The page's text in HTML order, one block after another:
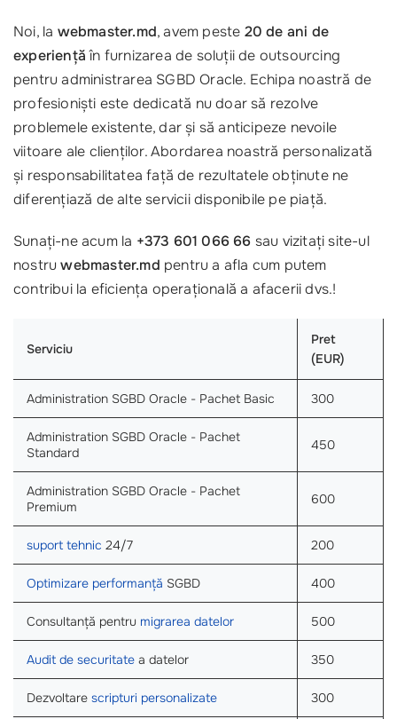
Noi, la webmaster.md, avem peste 20 de ani de
experiențăîn furnizarea de soluții de outsourcing
pentru administrarea SGBD Oracle. Echipa noastră de
profesioniști este dedicată nu doar să rezolve
problemele existente, dar și să anticipeze nevoile
viitoare ale clienților. Abordarea noastră personalizată
și responsabilitatea față de rezultatele obținute ne
diferențiază de alte servicii disponibile pe piață.
Sunați-ne acum la +373 601 066 66 sau vizitați site-ul
nostruwebmaster.md pentru a afla cum putem
contribui la eficiența operațională a afacerii dvs.!
Serviciu
Pret
(EUR)
Administration SGBD Oracle - Pachet Basic 300
Administration SGBD Oracle - Pachet
Standard
450
Administration SGBD Oracle - Pachet
Premium
600
suport tehnic 24/7 200
Optimizare performanță SGBD 400
Consultanță pentru migrarea datelor 500
Audit de securitate a datelor 350
Dezvoltare scripturi personalizate 300